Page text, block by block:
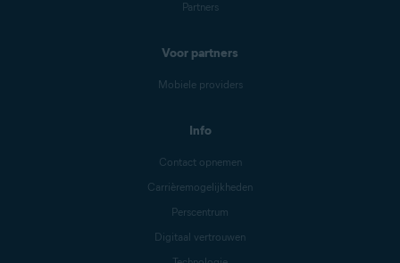
Partners
Voor partners
Mobiele providers
Info
Contact opnemen
Carrièremogelijkheden
Perscentrum
Digitaal vertrouwen